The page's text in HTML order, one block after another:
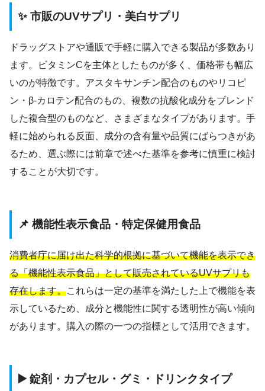
✨ 市販のUVサプリ・美白サプリ
ドラッグストアや通販で手軽に購入できる製品が多数あり
ます。ビタミンCを主体としたものが多く、価格帯も幅広
いのが特徴です。アスタキサンチン配合のものやリコピ
ン・β-カロテン配合のもの、複数の抗酸化成分をブレンド
した複合型のものなど、さまざまなタイプがあります。手
軽に始められる反面、成分の含有量や品質にばらつきがあ
るため、選ぶ際には前章で述べた基準を参考に慎重に検討
することが大切です。
📌 機能性表示食品・特定保健用食品
消費者庁に届け出た科学的根拠に基づいて機能を表示でき
る「機能性表示食品」として販売されているUVサプリも
存在します。これらは一定の基準を満たした上で機能を表
示しているため、成分と機能性に関する透明性が高い傾向
があります。購入の際の一つの指標として活用できます。
▶️ 錠剤・カプセル・グミ・ドリンクタイプ